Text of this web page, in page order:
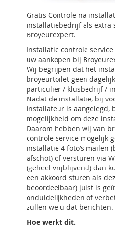
Gratis Controle na
installatiebedrijf als extra
Broyeurexpert.
Installatie controle
uw aankopen bij
Wij begrijpen dat het
broyeurtoilet geen
particulier / klusbedrijf /
Nadat de installatie, bij
installateur is aangelegd,
mogelijkheid om deze
Daarom hebben wij van
controle service mogelijk
installatie 4 foto’s mailen
afschot) of versturen via
(geheel vrijblijvend) dan
een akkoord sturen als
beoordeelbaar) juist is
onduidelijkheden of
zullen we u dat berichten.
Hoe werkt dit.